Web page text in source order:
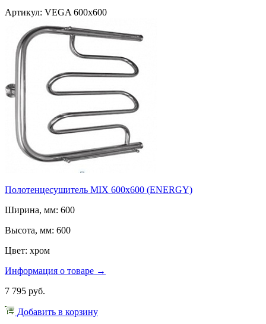
Артикул: VEGA 600x600
Полотенцесушитель MIX 600x600 (ENERGY)
Ширина, мм: 600
Высота, мм: 600
Цвет: хром
Информация о товаре →
7 795 руб.
Добавить в корзину